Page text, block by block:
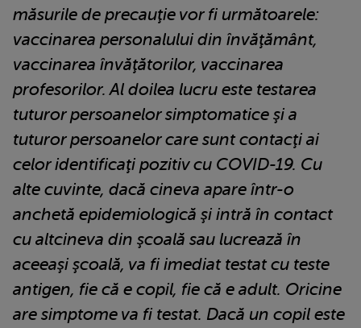
măsurile de precauţie vor fi următoarele:
vaccinarea personalului din învăţământ,
vaccinarea învăţătorilor, vaccinarea
profesorilor. Al doilea lucru este testarea
tuturor persoanelor simptomatice şi a
tuturor persoanelor care sunt contacţi ai
celor identificaţi pozitiv cu COVID-19. Cu
alte cuvinte, dacă cineva apare într-o
anchetă epidemiologică şi intră în contact
cu altcineva din şcoală sau lucrează în
aceeaşi şcoală, va fi imediat testat cu teste
antigen, fie că e copil, fie că e adult. Oricine
are simptome va fi testat. Dacă un copil este